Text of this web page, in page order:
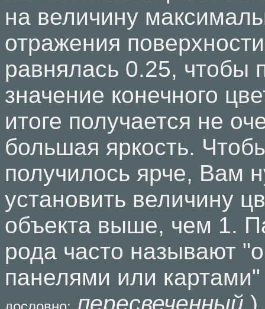
на величину
отражения
равнялась 0.25, чтобы
значение конечного
итоге получается не
большая яркость.
получилось ярче, Вам
установить величину
объекта выше, чем 1.
рода часто называют
панелями или
пересвеченный )